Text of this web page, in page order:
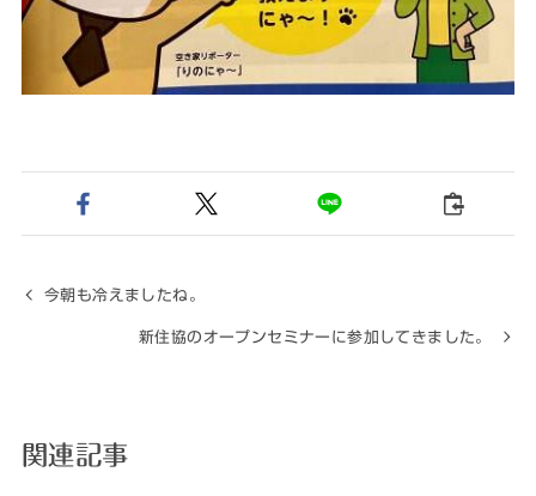
今朝も冷えましたね。
新住協のオープンセミナーに参加してきました。
関連記事